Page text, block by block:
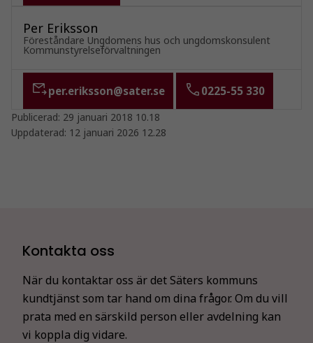
Per Eriksson
Föreståndare Ungdomens hus och ungdomskonsulent
Kommunstyrelseförvaltningen
per.eriksson@sater.se 0225-55 330
Publicerad: 29 januari 2018 10.18
Uppdaterad: 12 januari 2026 12.28
Kontakta oss
När du kontaktar oss är det Säters kommuns
kundtjänst som tar hand om dina frågor. Om du vill
prata med en särskild person eller avdelning kan
vi koppla dig vidare.